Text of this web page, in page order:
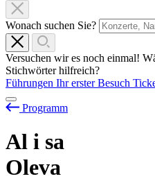
Wonach suchen Sie?
Versuchen wir es noch einmal!
Stichwörter hilfreich?
Führungen Ihr erster Besuch
Programm
Al i sa
Oleva